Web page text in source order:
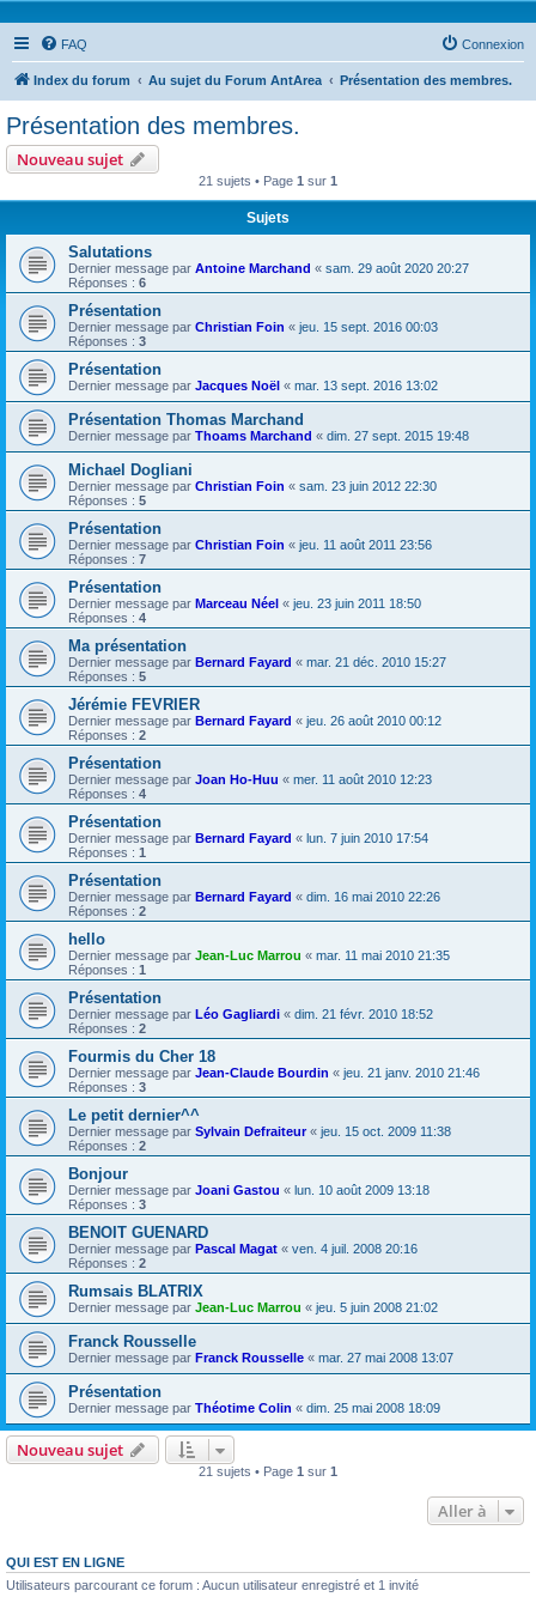
FAQ Connexion
Index du forum Au sujet du Forum AntArea Présentation des membres.
Présentation des membres.
Nouveau sujet
21 sujets • Page 1 sur 1
Sujets
Salutations
Dernier message par Antoine Marchand « sam. 29 août 2020 20:27
Réponses : 6
Présentation
Dernier message par Christian Foin « jeu. 15 sept. 2016 00:03
Réponses : 3
Présentation
Dernier message par Jacques Noël « mar. 13 sept. 2016 13:02
Présentation Thomas Marchand
Dernier message par Thoams Marchand « dim. 27 sept. 2015 19:48
Michael Dogliani
Dernier message par Christian Foin « sam. 23 juin 2012 22:30
Réponses : 5
Présentation
Dernier message par Christian Foin « jeu. 11 août 2011 23:56
Réponses : 7
Présentation
Dernier message par Marceau Néel « jeu. 23 juin 2011 18:50
Réponses : 4
Ma présentation
Dernier message par Bernard Fayard « mar. 21 déc. 2010 15:27
Réponses : 5
Jérémie FEVRIER
Dernier message par Bernard Fayard « jeu. 26 août 2010 00:12
Réponses : 2
Présentation
Dernier message par Joan Ho-Huu « mer. 11 août 2010 12:23
Réponses : 4
Présentation
Dernier message par Bernard Fayard « lun. 7 juin 2010 17:54
Réponses : 1
Présentation
Dernier message par Bernard Fayard « dim. 16 mai 2010 22:26
Réponses : 2
hello
Dernier message par Jean-Luc Marrou « mar. 11 mai 2010 21:35
Réponses : 1
Présentation
Dernier message par Léo Gagliardi « dim. 21 févr. 2010 18:52
Réponses : 2
Fourmis du Cher 18
Dernier message par Jean-Claude Bourdin « jeu. 21 janv. 2010 21:46
Réponses : 3
Le petit dernier^^
Dernier message par Sylvain Defraiteur« jeu. 15 oct. 2009 11:38
Réponses : 2
Bonjour
Dernier message par Joani Gastou « lun. 10 août 2009 13:18
Réponses : 3
BENOIT GUENARD
Dernier message par Pascal Magat « ven. 4 juil. 2008 20:16
Réponses : 2
Rumsais BLATRIX
Dernier message par Jean-Luc Marrou « jeu. 5 juin 2008 21:02
Franck Rousselle
Dernier message par Franck Rousselle « mar. 27 mai 2008 13:07
Présentation
Dernier message par Théotime Colin « dim. 25 mai 2008 18:09
Nouveau sujet
21 sujets • Page 1 sur 1
Aller à
QUI EST EN LIGNE
Utilisateurs parcourant ce forum : Aucun utilisateur enregistré et 1 invité